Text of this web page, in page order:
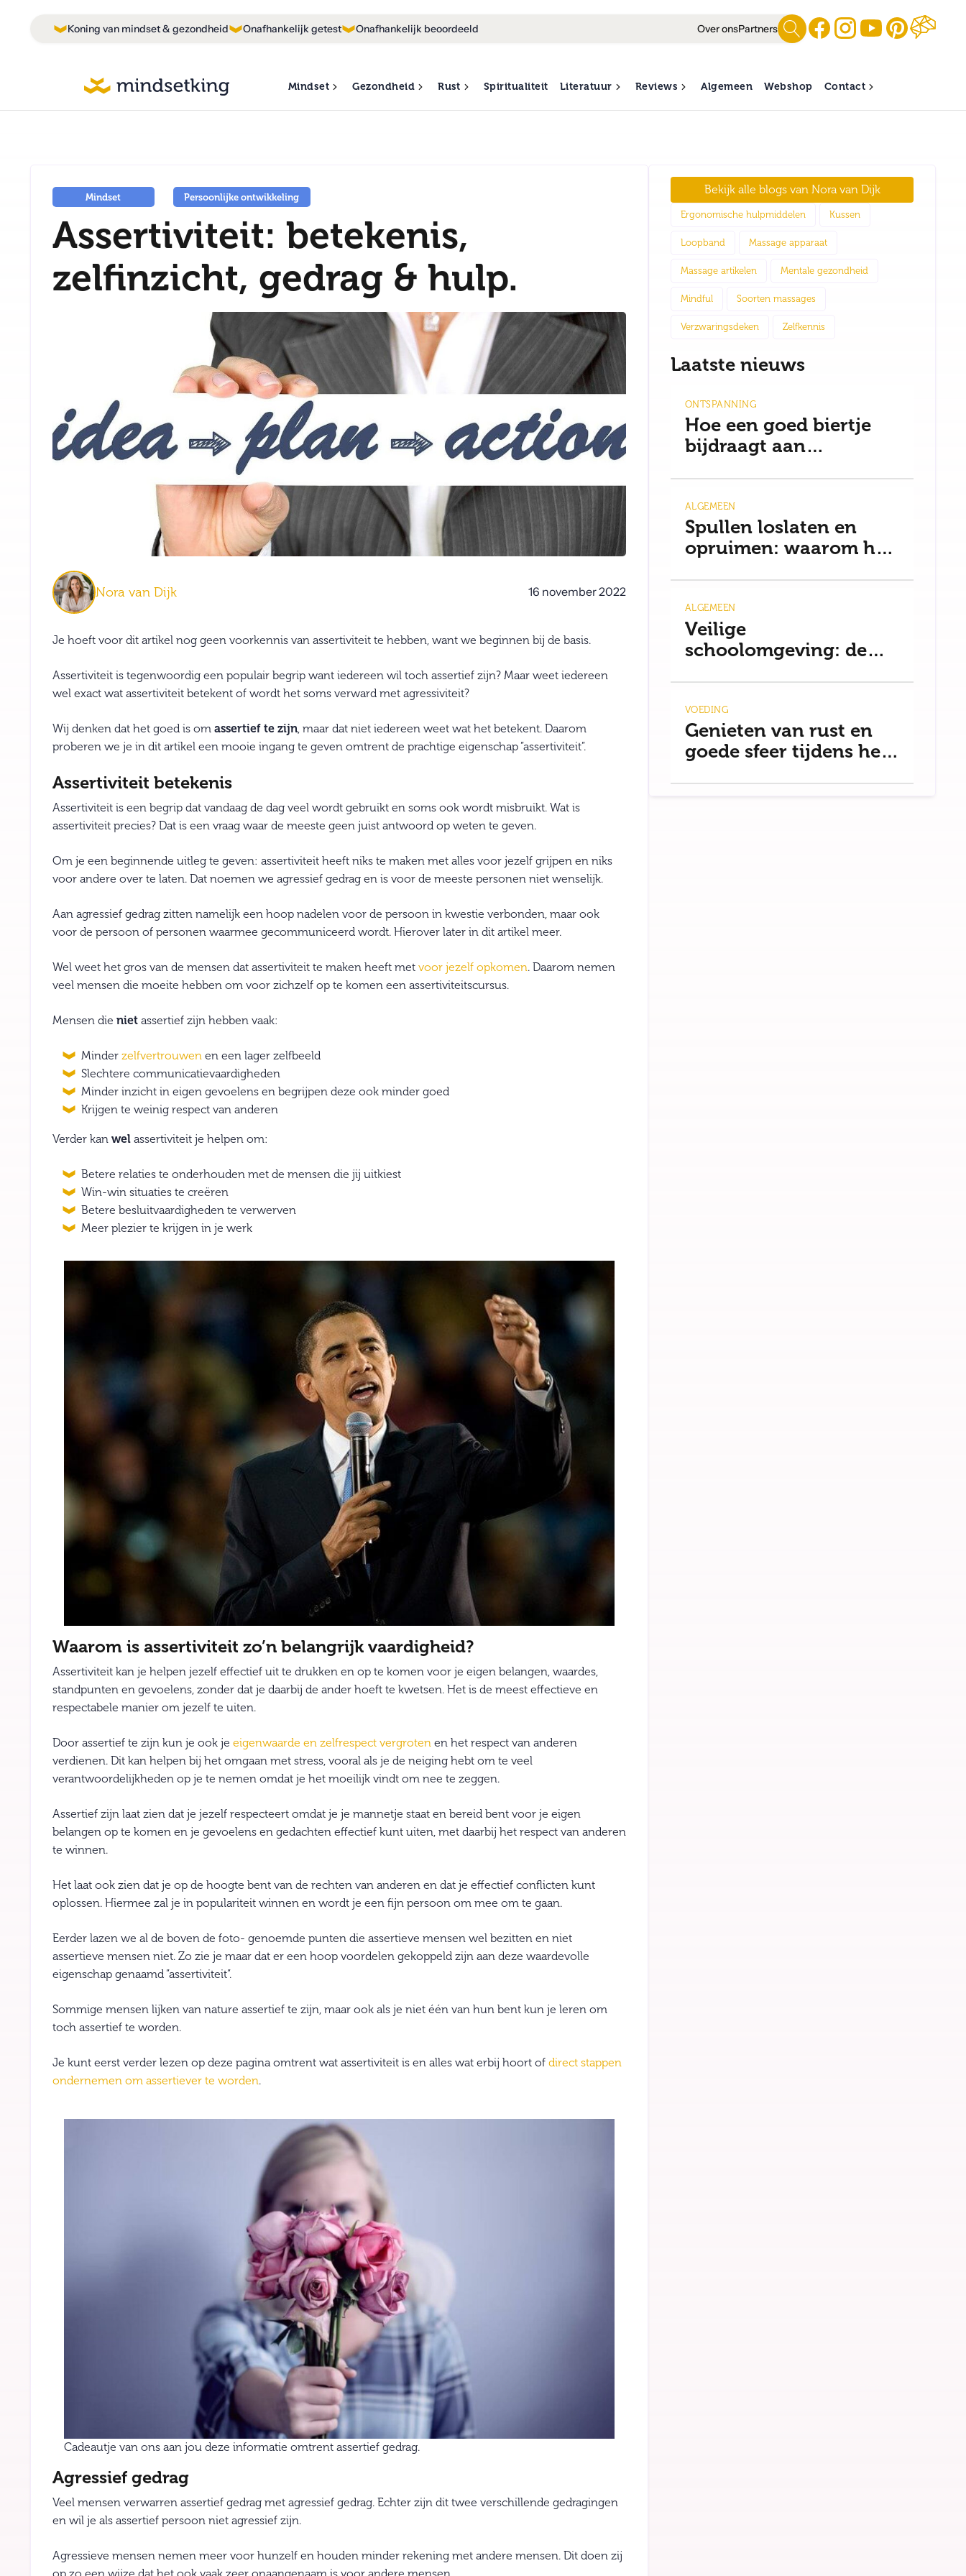
Koning van mindset & gezondheid Onafhankelijk getest Onafhankelijk beoordeeld Over onsPartners
Mindset Gezondheid Rust Spiritualiteit Literatuur Reviews Algemeen Webshop Contact
Mindset Persoonlijke ontwikkeling
Assertiviteit: betekenis,
zelfinzicht, gedrag & hulp.
Nora van Dijk 16 november 2022
Je hoeft voor dit artikel nog geen voorkennis van assertiviteit te hebben, want we beginnen bij de basis.
Assertiviteit is tegenwoordig een populair begrip want iedereen wil toch assertief zijn? Maar weet iedereen
wel exact wat assertiviteit betekent of wordt het soms verward met agressiviteit?
Wij denken dat het goed is om assertief te zijn, maar dat niet iedereen weet wat het betekent. Daarom
proberen we je in dit artikel een mooie ingang te geven omtrent de prachtige eigenschap ”assertiviteit”.
Assertiviteit betekenis
Assertiviteit is een begrip dat vandaag de dag veel wordt gebruikt en soms ook wordt misbruikt. Wat is
assertiviteit precies? Dat is een vraag waar de meeste geen juist antwoord op weten te geven.
Om je een beginnende uitleg te geven: assertiviteit heeft niks te maken met alles voor jezelf grijpen en niks
voor andere over te laten. Dat noemen we agressief gedrag en is voor de meeste personen niet wenselijk.
Aan agressief gedrag zitten namelijk een hoop nadelen voor de persoon in kwestie verbonden, maar ook
voor de persoon of personen waarmee gecommuniceerd wordt. Hierover later in dit artikel meer.
Wel weet het gros van de mensen dat assertiviteit te maken heeft met voor jezelf opkomen. Daarom nemen
veel mensen die moeite hebben om voor zichzelf op te komen een assertiviteitscursus.
Mensen die niet assertief zijn hebben vaak:
Minder zelfvertrouwen en een lager zelfbeeld
Slechtere communicatievaardigheden
Minder inzicht in eigen gevoelens en begrijpen deze ook minder goed
Krijgen te weinig respect van anderen
Verder kan wel assertiviteit je helpen om:
Betere relaties te onderhouden met de mensen die jij uitkiest
Win-win situaties te creëren
Betere besluitvaardigheden te verwerven
Meer plezier te krijgen in je werk
Waarom is assertiviteit zo’n belangrijk vaardigheid?
Assertiviteit kan je helpen jezelf effectief uit te drukken en op te komen voor je eigen belangen, waardes,
standpunten en gevoelens, zonder dat je daarbij de ander hoeft te kwetsen. Het is de meest effectieve en
respectabele manier om jezelf te uiten.
Door assertief te zijn kun je ook je eigenwaarde en zelfrespect vergroten en het respect van anderen
verdienen. Dit kan helpen bij het omgaan met stress, vooral als je de neiging hebt om te veel
verantwoordelijkheden op je te nemen omdat je het moeilijk vindt om nee te zeggen.
Assertief zijn laat zien dat je jezelf respecteert omdat je je mannetje staat en bereid bent voor je eigen
belangen op te komen en je gevoelens en gedachten effectief kunt uiten, met daarbij het respect van anderen
te winnen.
Het laat ook zien dat je op de hoogte bent van de rechten van anderen en dat je effectief conflicten kunt
oplossen. Hiermee zal je in populariteit winnen en wordt je een fijn persoon om mee om te gaan.
Eerder lazen we al de boven de foto- genoemde punten die assertieve mensen wel bezitten en niet
assertieve mensen niet. Zo zie je maar dat er een hoop voordelen gekoppeld zijn aan deze waardevolle
eigenschap genaamd ”assertiviteit”.
Sommige mensen lijken van nature assertief te zijn, maar ook als je niet één van hun bent kun je leren om
toch assertief te worden.
Je kunt eerst verder lezen op deze pagina omtrent wat assertiviteit is en alles wat erbij hoort of direct stappen
ondernemen om assertiever te worden.
Cadeautje van ons aan jou deze informatie omtrent assertief gedrag.
Agressief gedrag
Veel mensen verwarren assertief gedrag met agressief gedrag. Echter zijn dit twee verschillende gedragingen
en wil je als assertief persoon niet agressief zijn.
Agressieve mensen nemen meer voor hunzelf en houden minder rekening met andere mensen. Dit doen zij
Bekijk alle blogs van Nora van Dijk
Ergonomische hulpmiddelen Kussen
Loopband Massage apparaat
Massage artikelen Mentale gezondheid
Mindful Soorten massages
Verzwaringsdeken Zelfkennis
Laatste nieuws
ONTSPANNING
Hoe een goed biertje
bijdraagt aan
ALGEMEEN
Spullen loslaten en
opruimen: waarom het
ALGEMEEN
Veilige
schoolomgeving: de
VOEDING
Genieten van rust en
goede sfeer tijdens het